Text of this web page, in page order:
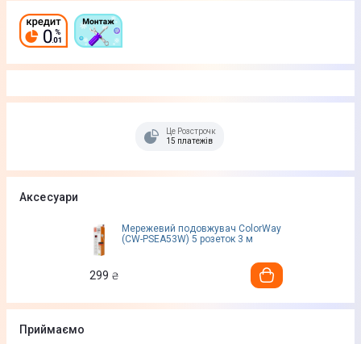
Це Розстрочка
15 платежів
Аксесуари
Мережевий подовжувач ColorWay
(CW-PSEA53W) 5 розеток 3 м
299 ₴
Приймаємо